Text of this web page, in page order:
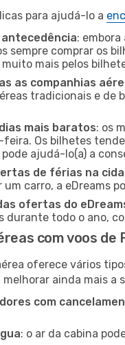
para ajudá-lo a
antecedência:
sempre comprar os
mais pelos
as companhias
tradicionais e de
mais baratos: os
Os bilhetes
ajudá-lo(a) a
de férias na
um carro, a eDreams
ofertas do
durante todo o ano,
com voos
oferece vários
ainda mais a
com
: o ar da cabina